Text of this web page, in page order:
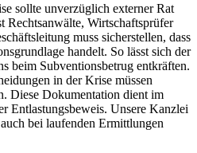
sollte unverzüglich externer Rat
Rechtsanwälte, Wirtschaftsprüfer
muss sicherstellen, dass
handelt. So lässt sich der
beim Subventionsbetrug entkräften.
in der Krise müssen
Diese Dokumentation dient im
Entlastungsbeweis. Unsere Kanzlei
bei laufenden Ermittlungen